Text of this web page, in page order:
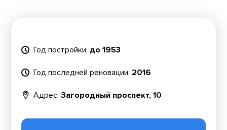
Год постройки: до 1953
Год последней реновации: 2016
Адрес: Загородный проспект, 10